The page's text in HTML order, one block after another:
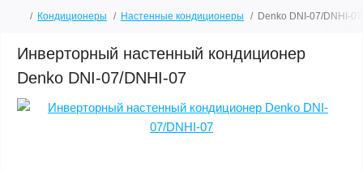
Кондиционеры Настенные кондиционеры Denko DNI-07/DNHI-07
Инверторный настенный кондиционер
Denko DNI-07/DNHI-07